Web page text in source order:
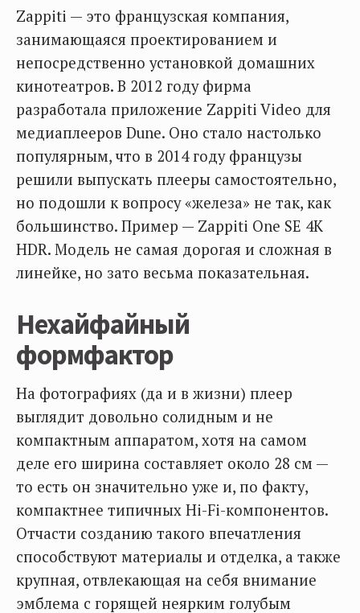
Zappiti — это французская компания,
занимающаяся проектированием и
непосредственно установкой домашних
кинотеатров. В 2012 году фирма
разработала приложение Zappiti Video для
медиаплееров Dune. Оно стало настолько
популярным, что в 2014 году французы
решили выпускать плееры самостоятельно,
но подошли к вопросу «железа» не так, как
большинство. Пример — Zappiti One SE 4K
HDR. Модель не самая дорогая и сложная в
линейке, но зато весьма показательная.
Нехайфайный
формфактор
На фотографиях (да и в жизни) плеер
выглядит довольно солидным и не
компактным аппаратом, хотя на самом
деле его ширина составляет около 28 см —
то есть он значительно уже и, по факту,
компактнее типичных Hi-Fi-компонентов.
Отчасти созданию такого впечатления
способствуют материалы и отделка, а также
крупная, отвлекающая на себя внимание
эмблема с горящей неярким голубым